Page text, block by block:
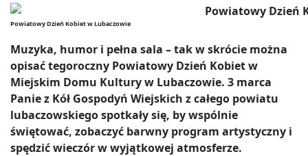
Powiatowy Dzień Kobiet w Lubaczowie
Muzyka, humor i pełna sala – tak w skrócie można
opisać tegoroczny Powiatowy Dzień Kobiet w
Miejskim Domu Kultury w Lubaczowie. 3 marca
Panie z Kół Gospodyń Wiejskich z całego powiatu
lubaczowskiego spotkały się, by wspólnie
świętować, zobaczyć barwny program artystyczny i
spędzić wieczór w wyjątkowej atmosferze.